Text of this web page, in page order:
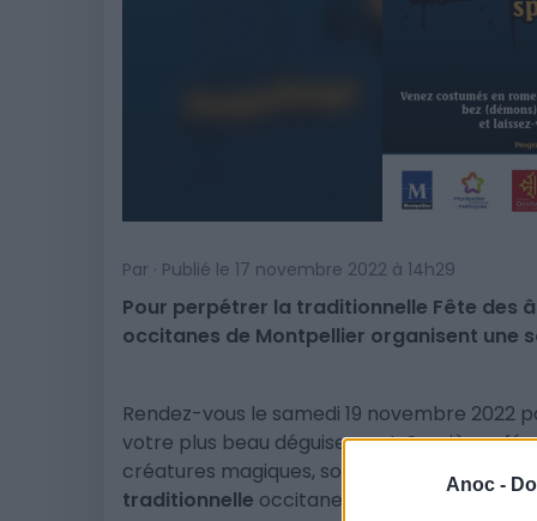
Anoc -
Par · Publié le 17 novembre 2022 à 14h29
Pour perpétrer la traditionnelle Fête des
occitanes de Montpellier organisent une
Rendez-vous le samedi 19 novembre 2022
votre plus beau déguisement. Sorcières,
créatures magiques, sont invités au Jardin
traditionnelle occitane.